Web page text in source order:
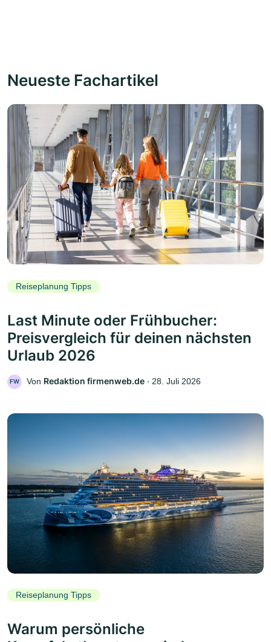
Neueste Fachartikel
Reiseplanung Tipps
Last Minute oder Frühbucher:
Preisvergleich für deinen nächsten
Urlaub 2026
FW Von Redaktion firmenweb.de ‧ 28. Juli 2026
Reiseplanung Tipps
Warum persönliche